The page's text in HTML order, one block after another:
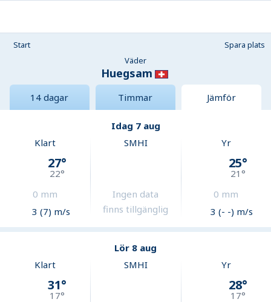
Start
Spara plats
Väder
Huegsam
14 dagar Timmar Jämför
Idag 7 aug
Klart
27°
22°
0 mm
3 (7) m/s
SMHI
Ingen data
finns tillgänglig
Yr
25°
21°
0 mm
3 (- -) m/s
Lör 8 aug
Klart
31°
17°
SMHI Yr
28°
17°